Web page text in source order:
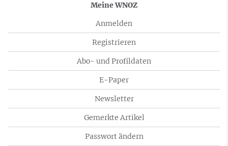
Meine WNOZ
Anmelden
Registrieren
Abo- und Profildaten
E-Paper
Newsletter
Gemerkte Artikel
Passwort ändern